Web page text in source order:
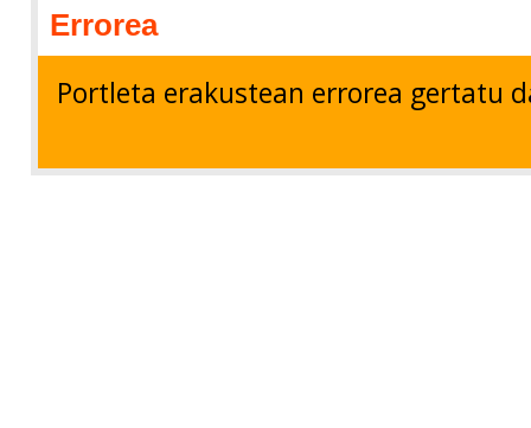
Errorea
Portleta erakustean errorea gertatu